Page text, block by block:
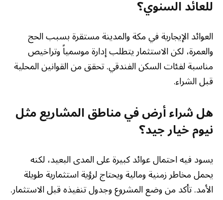
للعائد السنوي؟
العوائد الإيجارية في مكة والمدينة مستقرة بسبب الحج
والعمرة، لكن الاستثمار يتطلب إدارة موسمياً وتراخيص
مناسبة لفئات السكن الفندقي. تحقق من القوانين المحلية
قبل الشراء.
هل شراء أرض في مناطق المشاريع مثل
نيوم خيار جيد؟
يسود فيه احتمال عوائد كبيرة على المدى البعيد، لكنه
يحمل مخاطر زمنية ومالية ويحتاج لرؤية استثمارية طويلة
الأمد. تأكد من وضع المشروع وجدول تنفيذه قبل الاستثمار.